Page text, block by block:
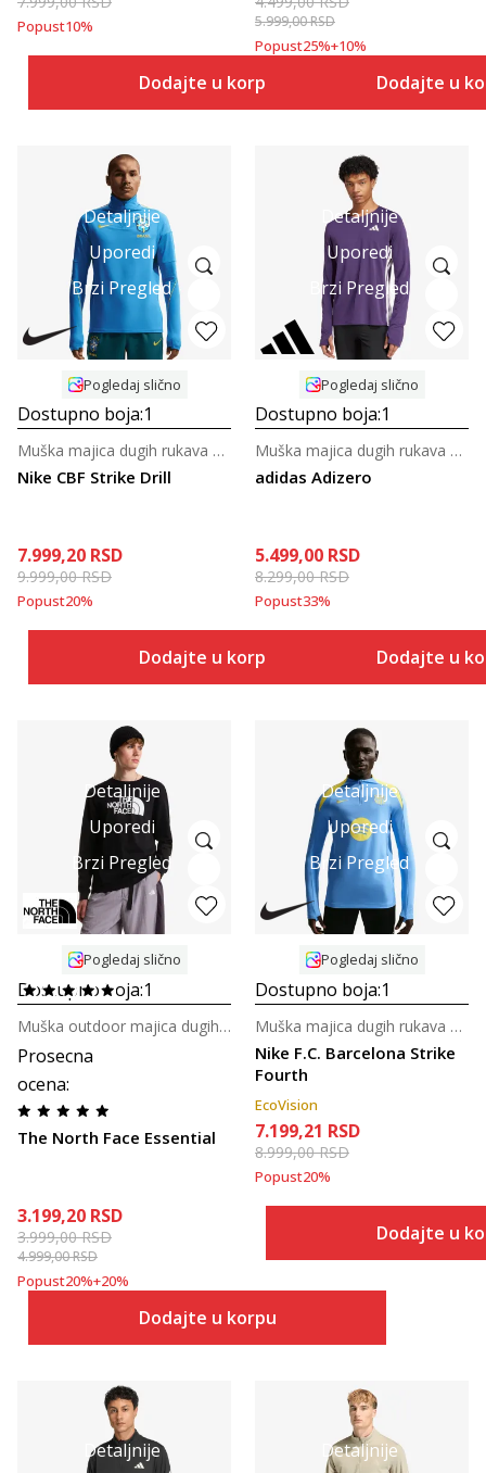
Popust10%
Dodajte u korpu
5.999,00RSD
Popust25%+10%
Dodajte u
Detaljnije
Uporedi
Brzi Pregled
Pogledaj slično
Dostupno boja:1
Nike CBF Strike Drill
Muška majica dugih rukava za fudbal
7.999,20 RSD
9.999,00RSD
Popust20%
Dodajte u korpu
Detaljnije
Uporedi
Brzi Pregled
Pogledaj slično
Dostupno boja:1
adidas Adizero
Muška majica dugih rukava za trčanje
5.499,00 RSD
8.299,00RSD
Popust33%
Dodajte u
Detaljnije
Uporedi
Brzi Pregled
Pogledaj slično
Dostupno boja:1
Prosecna
ocena:
The North Face Essential
Muška outdoor majica dugih rukava
3.199,20 RSD
3.999,00RSD
4.999,00RSD
Popust20%+20%
Dodajte u korpu
Detaljnije
Uporedi
Brzi Pregled
Pogledaj slično
Dostupno boja:1
Nike F.C. Barcelona Strike
Fourth
Muška majica dugih rukava za fudbal
EcoVision
7.199,21 RSD
8.999,00RSD
Popust20%
Dodajte u
Detaljnije
Detaljnije